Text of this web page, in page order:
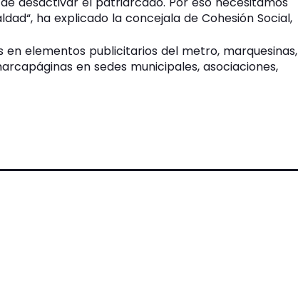
ha explicado la concejala de Cohesión Social,
en elementos publicitarios del metro, marquesinas,
en sedes municipales, asociaciones,